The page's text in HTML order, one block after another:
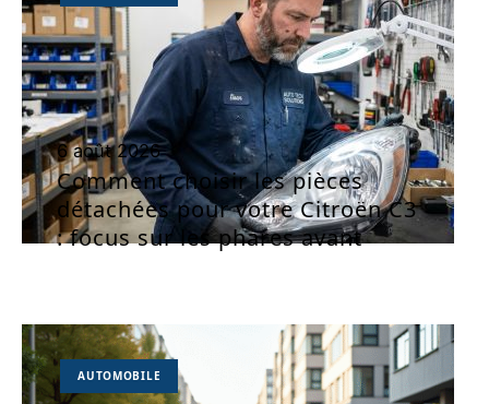
6 août 2026
Comment choisir les pièces
détachées pour votre Citroën C3
: focus sur les phares avant
AUTOMOBILE